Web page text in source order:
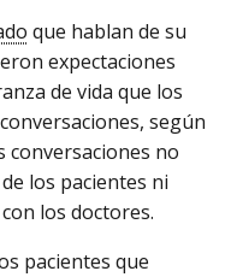
que hablan de su
expectaciones
de vida que los
según
conversaciones no
los pacientes ni
los doctores.
pacientes que